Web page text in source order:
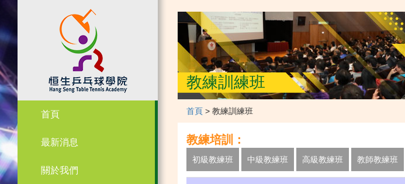
首頁
最新消息
關於我們
教練訓練班
首頁 > 教練訓練班
教練培訓：
初級教練班 中級教練班 高級教練班 教師教練班